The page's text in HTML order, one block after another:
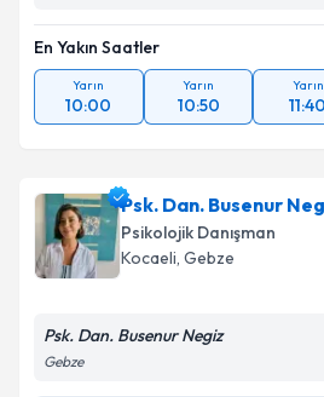
En Yakın Saatler
Yarın
10:00
Yarın
10:50
Yarın
11:40
Psk. Dan. Busenur
Psikolojik Danışman
Kocaeli, Gebze
Psk. Dan. Busenur Negiz
Gebze